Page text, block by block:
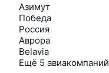
Азимут
Победа
Россия
Аврора
Belavia
Ещё 5 авиакомпаний